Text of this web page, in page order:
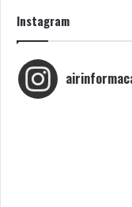
Instagram